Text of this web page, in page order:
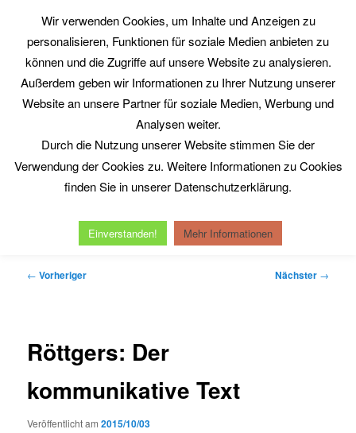
springenPhilosophy@Work
www.philosophy-at-work.eu
HauptmenüHome Neuerscheinungen Kurt Röttgers
Datenschutzerklärung Impressum
Beitragsnavigation
← Vorheriger Nächster →
Röttgers: Der
kommunikative Text
Veröffentlicht am2015/10/03
Wir verwenden Cookies, um Inhalte und Anzeigen zu
personalisieren, Funktionen für soziale Medien anbieten zu
können und die Zugriffe auf unsere Website zu analysieren.
Außerdem geben wir Informationen zu Ihrer Nutzung unserer
Website an unsere Partner für soziale Medien, Werbung und
Analysen weiter.
Durch die Nutzung unserer Website stimmen Sie der
Verwendung der Cookies zu. Weitere Informationen zu Cookies
finden Sie in unserer Datenschutzerklärung.
Einverstanden! Mehr Informationen